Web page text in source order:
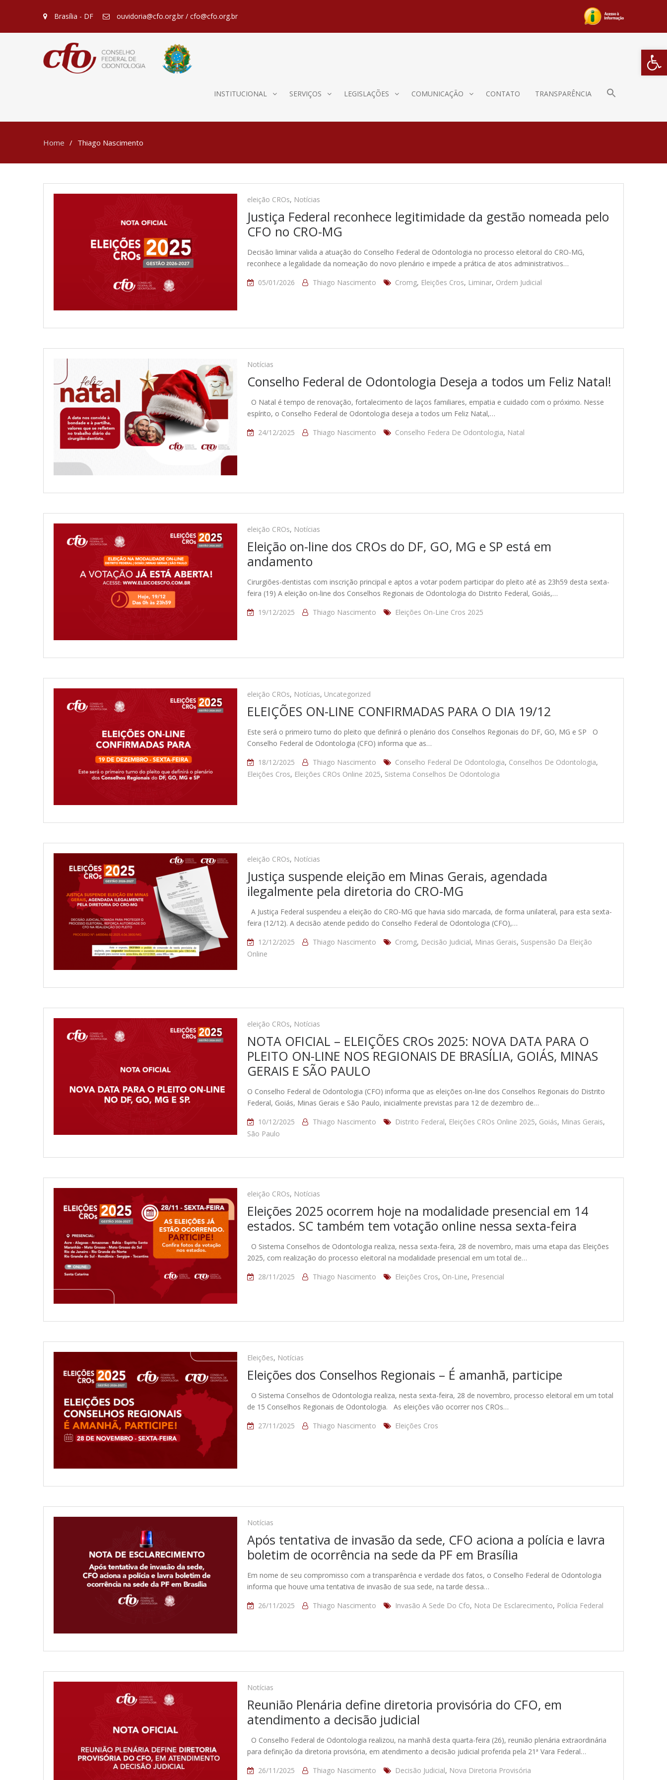
Barra de
Brasília - DF ouvidoria@cfo.org.br / cfo@cfo.org.br
INSTITUCIONAL SERVIÇOS LEGISLAÇÕES COMUNICAÇÃO CONTATO TRANSPARÊNCIA
Home Thiago Nascimento
eleição CROs, Notícias
Justiça Federal reconhece legitimidade da gestão nomeada pelo
CFO no CRO-MG
Decisão liminar valida a atuação do Conselho Federal de Odontologia no processo eleitoral do CRO-MG,
reconhece a legalidade da nomeação do novo plenário e impede a prática de atos administrativos…
05/01/2026
Thiago Nascimento Cromg, Eleições Cros, Liminar, Ordem Judicial
Notícias
Conselho Federal de Odontologia Deseja a todos um Feliz Natal!
O Natal é tempo de renovação, fortalecimento de laços familiares, empatia e cuidado com o próximo. Nesse
espírito, o Conselho Federal de Odontologia deseja a todos um Feliz Natal,…
24/12/2025
Thiago Nascimento Conselho Federa De Odontologia, Natal
eleição CROs, Notícias
Eleição on-line dos CROs do DF, GO, MG e SP está em
andamento
Cirurgiões-dentistas com inscrição principal e aptos a votar podem participar do pleito até as 23h59 desta sexta-
feira (19) A eleição on-line dos Conselhos Regionais de Odontologia do Distrito Federal, Goiás,…
19/12/2025
Thiago Nascimento Eleições On-Line Cros 2025
eleição CROs, Notícias, Uncategorized
ELEIÇÕES ON-LINE CONFIRMADAS PARA O DIA 19/12
Este será o primeiro turno do pleito que definirá o plenário dos Conselhos Regionais do DF, GO, MG e SP O
Conselho Federal de Odontologia (CFO) informa que as…
18/12/2025
Thiago Nascimento Conselho Federal De Odontologia, Conselhos De Odontologia,
Eleições Cros, Eleições CROs Online 2025, Sistema Conselhos De Odontologia
eleição CROs, Notícias
Justiça suspende eleição em Minas Gerais, agendada
ilegalmente pela diretoria do CRO-MG
A Justiça Federal suspendeu a eleição do CRO-MG que havia sido marcada, de forma unilateral, para esta sexta-
feira (12/12). A decisão atende pedido do Conselho Federal de Odontologia (CFO),…
12/12/2025
Thiago Nascimento Cromg, Decisão Judicial, Minas Gerais, Suspensão Da Eleição
Online
eleição CROs, Notícias
NOTA OFICIAL – ELEIÇÕES CROs 2025: NOVA DATA PARA O
PLEITO ON-LINE NOS REGIONAIS DE BRASÍLIA, GOIÁS, MINAS
GERAIS E SÃO PAULO
O Conselho Federal de Odontologia (CFO) informa que as eleições on-line dos Conselhos Regionais do Distrito
Federal, Goiás, Minas Gerais e São Paulo, inicialmente previstas para 12 de dezembro de…
10/12/2025
Thiago Nascimento Distrito Federal, Eleições CROs Online 2025, Goiás, Minas Gerais,
São Paulo
eleição CROs, Notícias
Eleições 2025 ocorrem hoje na modalidade presencial em 14
estados. SC também tem votação online nessa sexta-feira
O Sistema Conselhos de Odontologia realiza, nessa sexta-feira, 28 de novembro, mais uma etapa das Eleições
2025, com realização do processo eleitoral na modalidade presencial em um total de…
28/11/2025
Thiago Nascimento Eleições Cros, On-Line, Presencial
Eleições, Notícias
Eleições dos Conselhos Regionais – É amanhã, participe
O Sistema Conselhos de Odontologia realiza, nesta sexta-feira, 28 de novembro, processo eleitoral em um total
de 15 Conselhos Regionais de Odontologia. As eleições vão ocorrer nos CROs…
27/11/2025
Thiago Nascimento Eleições Cros
Notícias
Após tentativa de invasão da sede, CFO aciona a polícia e lavra
boletim de ocorrência na sede da PF em Brasília
Em nome de seu compromisso com a transparência e verdade dos fatos, o Conselho Federal de Odontologia
informa que houve uma tentativa de invasão de sua sede, na tarde dessa…
26/11/2025
Thiago Nascimento Invasão A Sede Do Cfo, Nota De Esclarecimento, Polícia Federal
Notícias
Reunião Plenária define diretoria provisória do CFO, em
atendimento a decisão judicial
O Conselho Federal de Odontologia realizou, na manhã desta quarta-feira (26), reunião plenária extraordinária
para definição da diretoria provisória, em atendimento a decisão judicial proferida pela 21ª Vara Federal…
26/11/2025
Thiago Nascimento Decisão Judicial, Nova Diretoria Provisória